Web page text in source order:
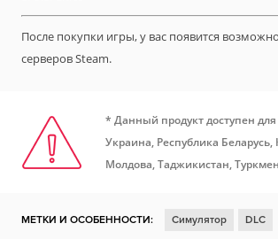
После покупки игры, у вас появится
серверов Steam.
* Данный продукт доступен
Украина, Республика
Молдова, Таджикистан,
МЕТКИ И ОСОБЕННОСТИ: Симулятор DLC